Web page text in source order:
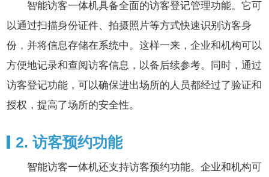
智能访客一体机具备全面的访客登记管理功能。它可
以通过扫描身份证件、拍摄照片等方式快速识别访客身
份，并将信息存储在系统中。这样一来，企业和机构可以
方便地记录和查阅访客信息，以备后续参考。同时，通过
访客登记功能，可以确保进出场所的人员都经过了验证和
授权，提高了场所的安全性。
2. 访客预约功能
智能访客一体机还支持访客预约功能。企业和机构可